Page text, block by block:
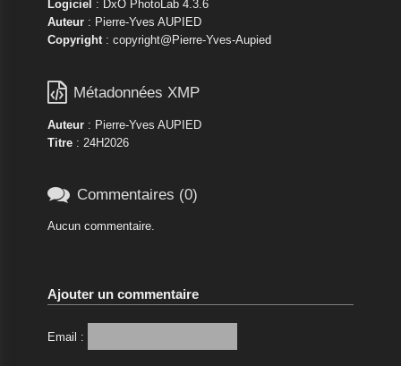
Logiciel : DxO PhotoLab 4.3.6
Auteur: Pierre-Yves AUPIED
Copyright: copyright@Pierre-Yves-Aupied
 Métadonnées XMP
Auteur: Pierre-Yves AUPIED
Titre: 24H2026
 Commentaires (0)
Aucun commentaire.
Ajouter un commentaire
Email :